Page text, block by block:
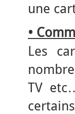
une
•
Les
TV